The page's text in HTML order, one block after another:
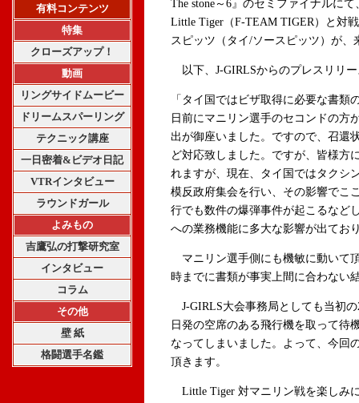
有料コンテンツ
特集
クローズアップ！
動画
リングサイドムービー
ドリームスパーリング
テクニック講座
一日密着&ビデオ日記
VTRインタビュー
ラウンドガール
よみもの
吉鷹弘の打撃研究室
インタビュー
コラム
その他
壁 紙
格闘選手名鑑
The stone～6』のセミファイナルに
Little Tiger（F-TEAM TIGER）と対
スピッツ（タイ/ソースピッツ）が、
以下、J-GIRLSからのプレスリリ
「タイ国ではビザ取得に必要な書類
日前にマニリン選手のセコンドの方
出が御座いました。ですので、召還
ど対応致しました。ですが、皆様方
れますが、現在、タイ国ではタクシ
模反政府集会を行い、その影響でこ
行でも数件の爆弾事件が起こるなど
への業務機能に多大な影響が出てお
マニリン選手側にも機敏に動いて
時までに書類が事実上間に合わない
J-GIRLS大会事務局としても当初
日発の空席のある飛行機を取って待
なってしまいました。よって、今回
頂きます。
Little Tiger 対マニリン戦を楽しみ